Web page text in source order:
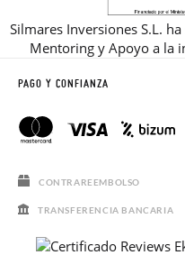
Silmares Inversiones S.L.
Mentoring y Apoyo a la
PAGO Y CONFIANZA
CONTRAREEMBOLSO
TRANSFERENCIA BANCARIA